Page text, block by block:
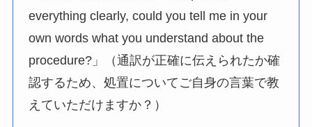
everything clearly, could you tell me in your
own words what you understand about the
procedure?」（通訳が正確に伝えられたか確
認するため、処置についてご自身の言葉で教
えていただけますか？）